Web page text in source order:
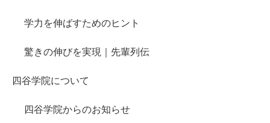
学力を伸ばすためのヒント
驚きの伸びを実現｜先輩列伝
四谷学院について
四谷学院からのお知らせ